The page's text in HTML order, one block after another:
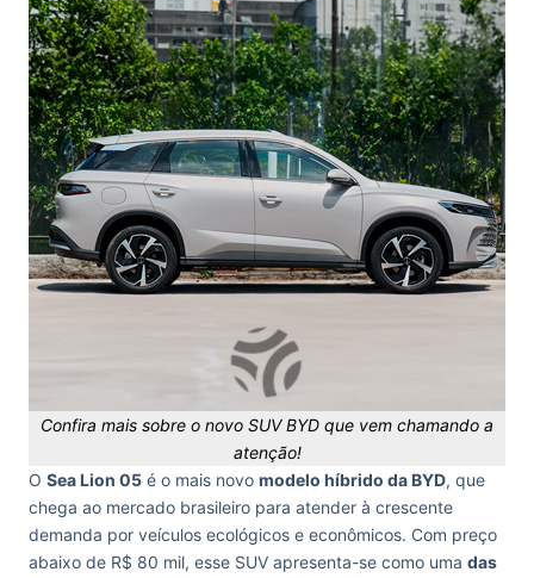
Confira mais sobre o novo SUV BYD que vem chamando a
atenção!
O Sea Lion 05 é o mais novo modelo híbrido da BYD, que
chega ao mercado brasileiro para atender à crescente
demanda por veículos ecológicos e econômicos. Com preço
abaixo de R$ 80 mil, esse SUV apresenta-se como uma das